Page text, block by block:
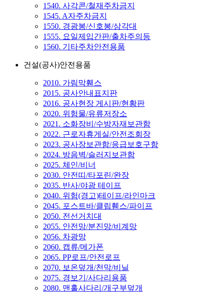
1540. 사각콘/철재주차금지
1545. A자주차금지
1550. 경광봉/신호봉/삼각대
1555. 요일제입간판/출차주의등
1560. 기타주차안전용품
건설(공사)안전용품
2010. 가림막휀스
2015. 공사안내표지판
2016. 공사현장 게시판/현황판
2020. 위험물/유류저장소
2021. 소화장비/수방자재보관함
2022. 근로자휴게실/안전조회장
2023. 공사장보관함/응급보호구함
2024. 방음벽/슬러지보관함
2025. 체인/비너
2030. 안전띠/타포린/완장
2035. 반사/야광 테이프
2040. 위험(경고)테이프/라인마크
2045. 포스트바/클립휀스/파이프
2050. 전선거치대
2055. 안전망/분진망/비계망
2056. 차광망
2060. 캡류/메가폰
2065. PP로프/안전로프
2070. 보온덮개/천막/비닐
2075. 경보기/사다리용품
2080. 맨홀사다리/개구부덮개